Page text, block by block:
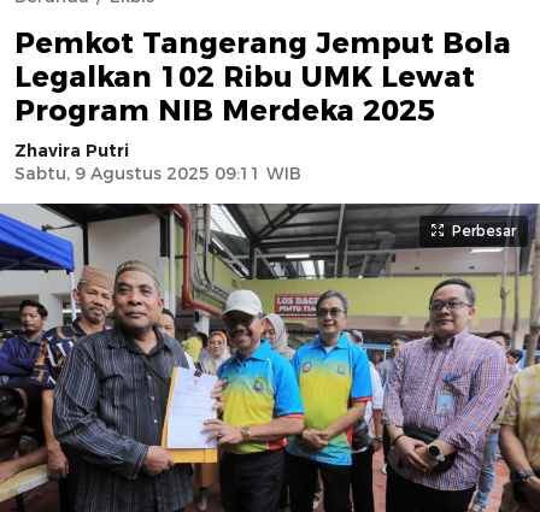
Pemkot Tangerang Jemput Bola
Legalkan 102 Ribu UMK Lewat
Program NIB Merdeka 2025
Zhavira Putri
Sabtu, 9 Agustus 2025 09:11 WIB
Perbesar